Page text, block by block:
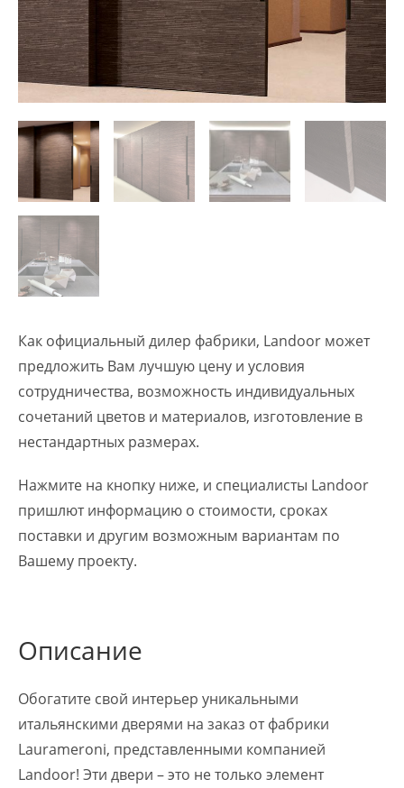
Как официальный дилер фабрики, Landoor может
предложить Вам лучшую цену и условия
сотрудничества, возможность индивидуальных
сочетаний цветов и материалов, изготовление в
нестандартных размерах.
Нажмите на кнопку ниже, и специалисты Landoor
пришлют информацию о стоимости, сроках
поставки и другим возможным вариантам по
Вашему проекту.
Описание
Обогатите свой интерьер уникальными
итальянскими дверями на заказ от фабрики
Laurameroni, представленными компанией
Landoor! Эти двери – это не только элемент